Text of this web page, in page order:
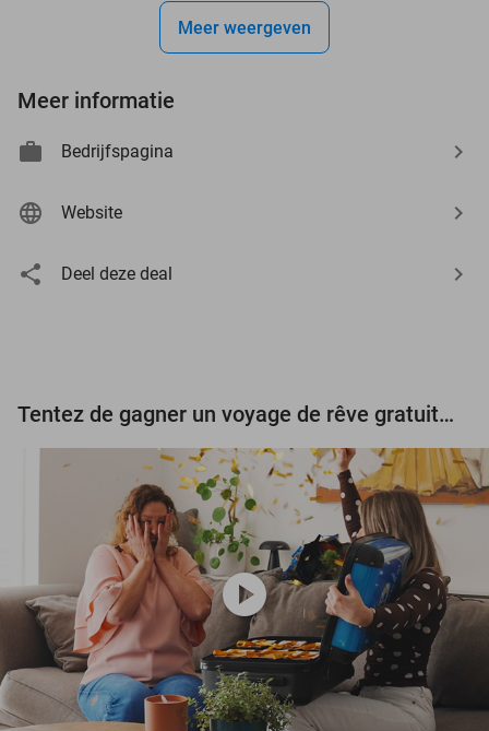
Meer weergeven
Meer informatie
Bedrijfspagina
Website
Deel deze deal
Tentez de gagner un voyage de rêve gratuit d'une valeur de 3.000 € !
play_circle